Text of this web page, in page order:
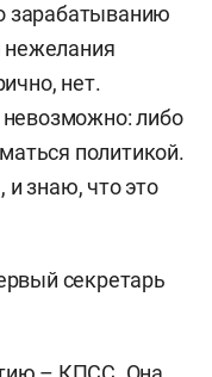
зарабатыванию
нежелания
нет.
либо
политикой.
и знаю, что это
секретарь